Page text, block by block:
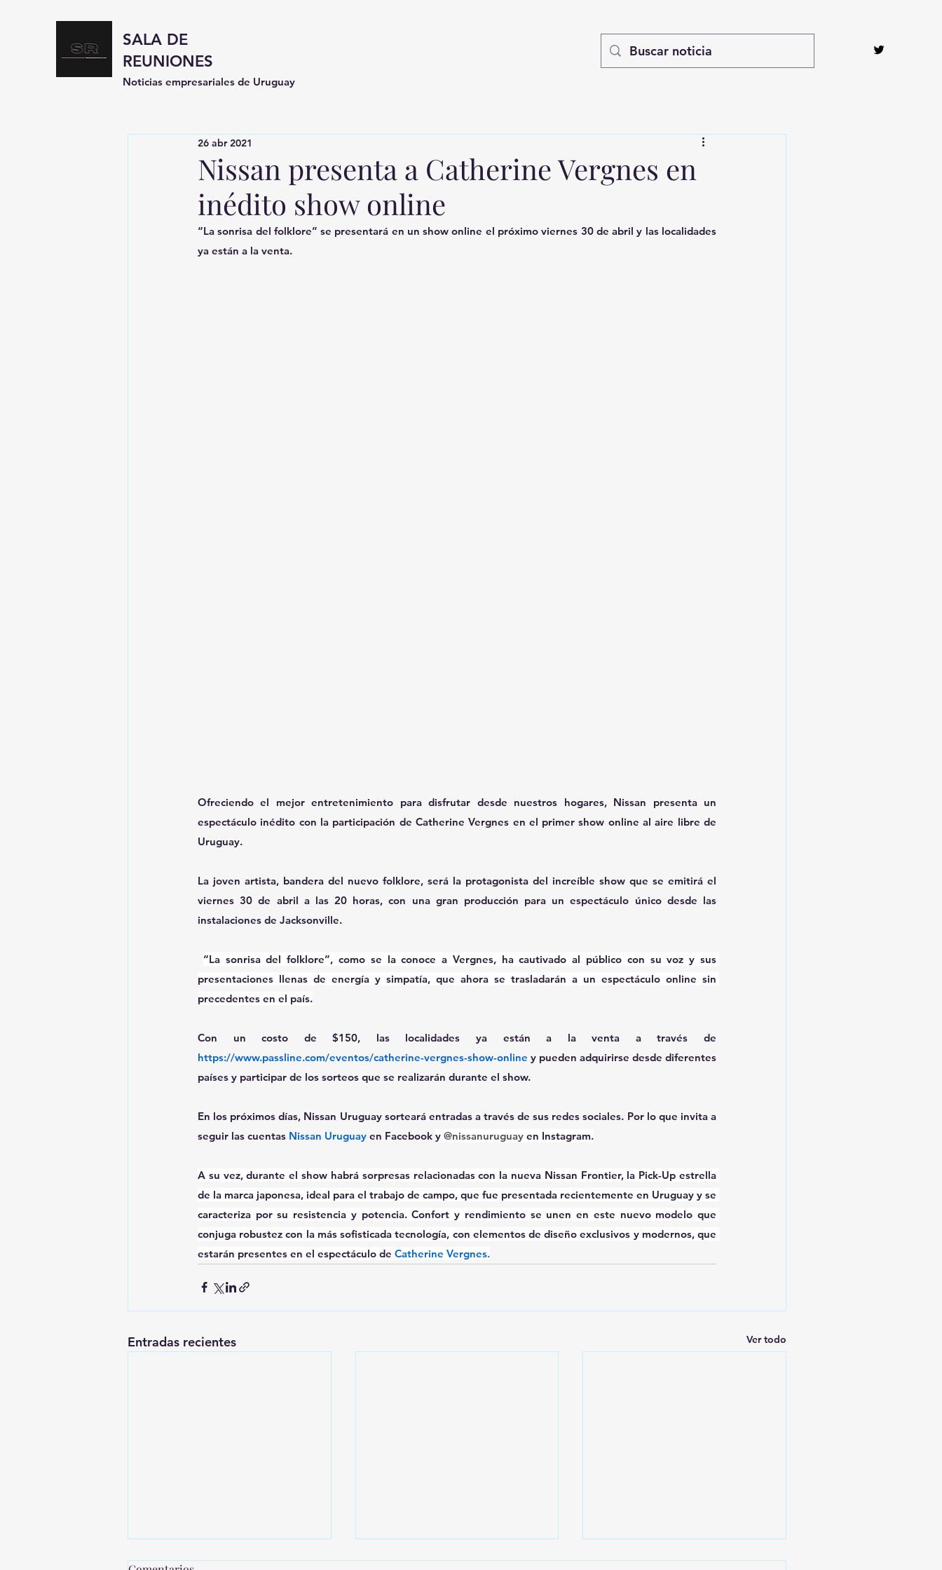
SALA DE
REUNIONES
Noticias empresariales de Uruguay
Nissan presenta a Catherine Vergnes en
inédito show online
26 abr 2021
“La sonrisa del folklore” se presentará en un show online el próximo viernes 30 de abril y las localidades
ya están a la venta.
Ofreciendo el mejor entretenimiento para disfrutar desde nuestros hogares, Nissan presenta un
espectáculo inédito con la participación de Catherine Vergnes en el primer show online al aire libre de
Uruguay.
La joven artista, bandera del nuevo folklore, será la protagonista del increíble show que se emitirá el
viernes 30 de abril a las 20 horas, con una gran producción para un espectáculo único desde las
instalaciones de Jacksonville.
“La sonrisa del folklore”, como se la conoce a Vergnes, ha cautivado al público con su voz y sus
presentaciones llenas de energía y simpatía, que ahora se trasladarán a un espectáculo online sin
precedentes en el país.
https://www.passline.com/eventos/catherine-vergnes-show-online y pueden adquirirse desde diferentes
países y participar de los sorteos que se realizarán durante el show.
En los próximos días, Nissan Uruguay sorteará entradas a través de sus redes sociales. Por lo que invita a
seguir las cuentas Nissan Uruguay en Facebook y @nissanuruguay en Instagram.
A su vez, durante el show habrá sorpresas relacionadas con la nueva Nissan Frontier, la Pick-Up estrella
de la marca japonesa, ideal para el trabajo de campo, que fue presentada recientemente en Uruguay y se
caracteriza por su resistencia y potencia. Confort y rendimiento se unen en este nuevo modelo que
conjuga robustez con la más sofisticada tecnología, con elementos de diseño exclusivos y modernos, que
estarán presentes en el espectáculo de Catherine Vergnes.
Entradas recientes Ver todo